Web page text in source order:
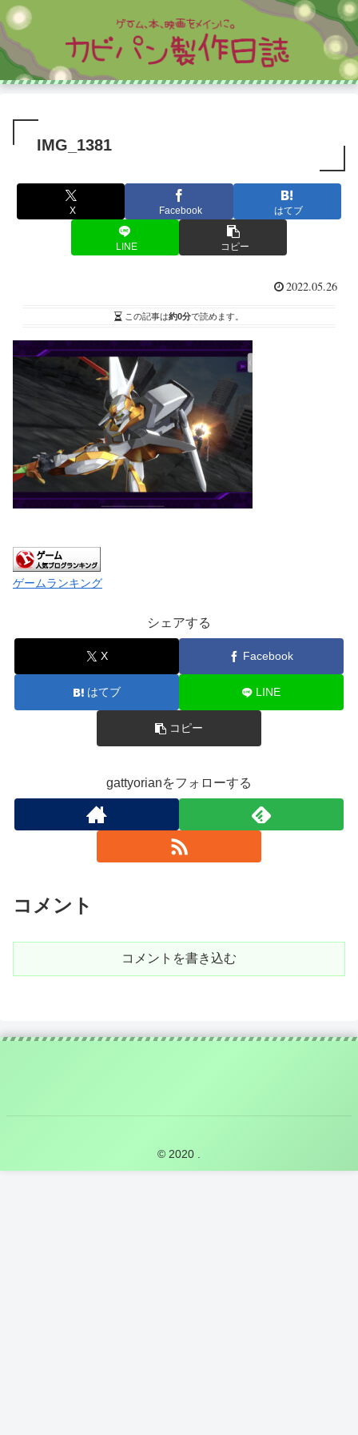
IMG_1381
X Facebook はてブ
LINE コピー
2022.05.26
この記事は約0分で読めます。
ゲームランキング
シェアする
X Facebook
はてブ LINE
コピー
gattyorianをフォローする
コメント
コメントを書き込む
© 2020 .